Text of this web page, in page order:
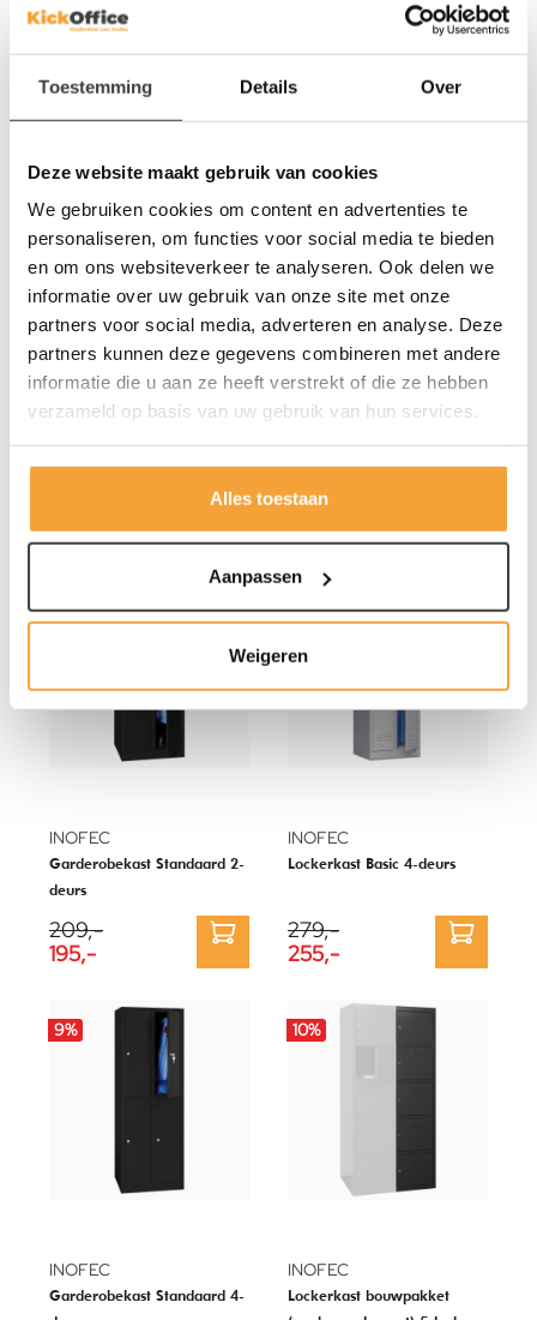
Toestemming Details Over
Deze website maakt gebruik van cookies
We gebruiken cookies om content en advertenties te
personaliseren, om functies voor social media te bieden
en om ons websiteverkeer te analyseren. Ook delen we
informatie over uw gebruik van onze site met onze
partners voor social media, adverteren en analyse. Deze
partners kunnen deze gegevens combineren met andere
informatie die u aan ze heeft verstrekt of die ze hebben
verzameld op basis van uw gebruik van hun services.
Alles toestaan
Aanpassen
Weigeren
255,-
275,-
11%
INOFEC
10 %
INOFEC
399,-
INOFEC
Garderobekast Standaard 2-
deurs
209,-
195,-
INOFEC
Lockerkast Basic 4-deurs
279,-
255,-
9%
INOFEC
Garderobekast Standaard 4-
10%
INOFEC
Lockerkast bouwpakket